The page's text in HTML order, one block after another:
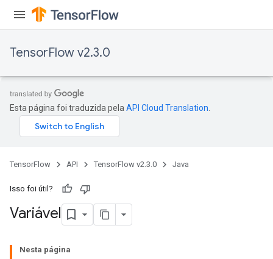
TensorFlow v2.3.0
Esta página foi traduzida pela API Cloud Translation
TensorFlow API TensorFlow v2.3.0 Java
Isso foi útil?
Variável
Nesta página